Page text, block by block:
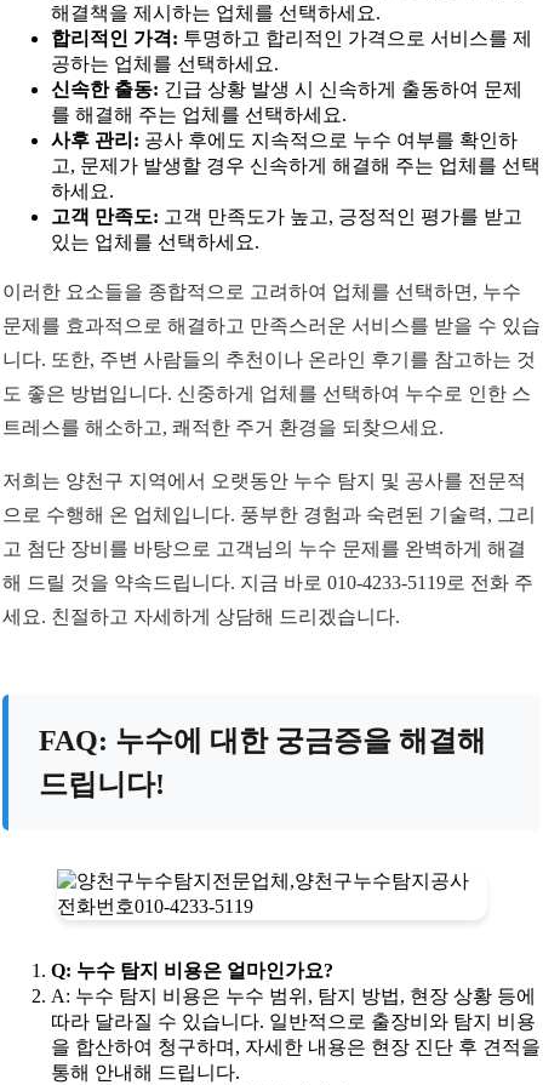
해결책을 제시하는 업체를 선택하세요.
합리적인 가격: 투명하고 합리적인 가격으로 서비스를 제
공하는 업체를 선택하세요.
신속한 출동: 긴급 상황 발생 시 신속하게 출동하여 문제
를 해결해 주는 업체를 선택하세요.
사후 관리: 공사 후에도 지속적으로 누수 여부를 확인하
고, 문제가 발생할 경우 신속하게 해결해 주는 업체를 선택
하세요.
고객 만족도: 고객 만족도가 높고, 긍정적인 평가를 받고
있는 업체를 선택하세요.
이러한 요소들을 종합적으로 고려하여 업체를 선택하면, 누수
문제를 효과적으로 해결하고 만족스러운 서비스를 받을 수 있습
니다. 또한, 주변 사람들의 추천이나 온라인 후기를 참고하는 것
도 좋은 방법입니다. 신중하게 업체를 선택하여 누수로 인한 스
트레스를 해소하고, 쾌적한 주거 환경을 되찾으세요.
저희는 양천구 지역에서 오랫동안 누수 탐지 및 공사를 전문적
으로 수행해 온 업체입니다. 풍부한 경험과 숙련된 기술력, 그리
고 첨단 장비를 바탕으로 고객님의 누수 문제를 완벽하게 해결
해 드릴 것을 약속드립니다. 지금 바로 010-4233-5119로 전화 주
세요. 친절하고 자세하게 상담해 드리겠습니다.
FAQ: 누수에 대한 궁금증을 해결해
드립니다!
Q: 누수 탐지 비용은 얼마인가요?
A: 누수 탐지 비용은 누수 범위, 탐지 방법, 현장 상황 등에
따라 달라질 수 있습니다. 일반적으로 출장비와 탐지 비용
을 합산하여 청구하며, 자세한 내용은 현장 진단 후 견적을
통해 안내해 드립니다.